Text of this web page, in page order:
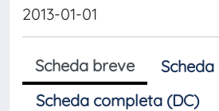
2013-01-01
Scheda breve
Scheda completa (DC)